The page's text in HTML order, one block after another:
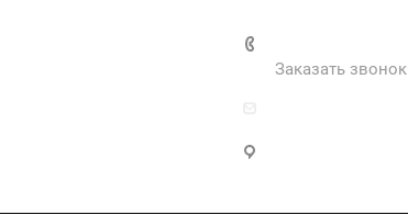
Заказать звонок